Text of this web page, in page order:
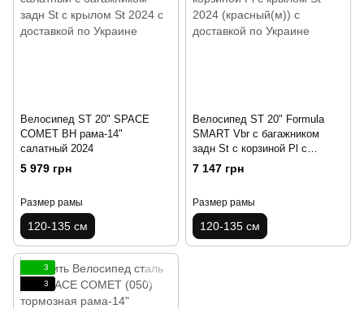
Велосипед ST 20" SPACE
COMET BH рама-14"
салатный 2024
5 979 грн
Размер рамы
120-135 см
Велосипед ST 20" Formula
SMART Vbr с багажником
задн St с корзиной Pl с
крылом St 2024 (красный(м))
7 147 грн
Размер рамы
120-135 см
3
3